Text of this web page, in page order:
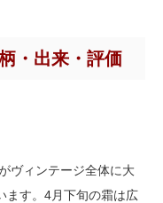
・出来・評価
ヴィンテージ全体に大
ます。4月下旬の霜は広